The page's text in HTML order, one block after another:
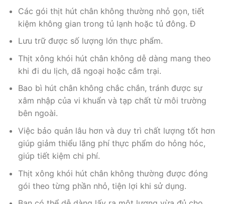
Các gói thịt hút chân không thường nhỏ gọn, tiết
kiệm không gian trong tủ lạnh hoặc tủ đông. Đ
Lưu trữ được số lượng lớn thực phẩm.
Thịt xông khói hút chân không dễ dàng mang theo
khi đi du lịch, dã ngoại hoặc cắm trại.
Bao bì hút chân không chắc chắn, tránh được sự
xâm nhập của vi khuẩn và tạp chất từ môi trường
bên ngoài.
Việc bảo quản lâu hơn và duy trì chất lượng tốt hơn
giúp giảm thiểu lãng phí thực phẩm do hỏng hóc,
giúp tiết kiệm chi phí.
Thịt xông khói hút chân không thường được đóng
gói theo từng phần nhỏ, tiện lợi khi sử dụng.